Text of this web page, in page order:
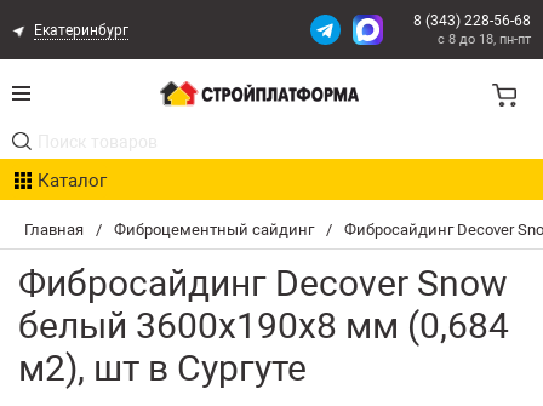
Главная / Фиброцементный сайдинг / Фибросайдинг Decover
Фибросайдинг Decover Snow
белый 3600х190х8 мм (0,684
м2), шт в Сургуте
Екатеринбург
8 (343) 228-56-68
с 8 до 18, пн-пт
Каталог
Акции
Расчет доставки
Организациям
Опыт поставок
Статьи